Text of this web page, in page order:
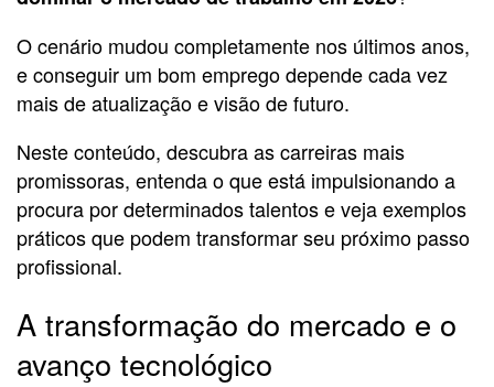
O cenário mudou completamente nos últimos anos,
e conseguir um bom emprego depende cada vez
mais de atualização e visão de futuro.
Neste conteúdo, descubra as carreiras mais
promissoras, entenda o que está impulsionando a
procura por determinados talentos e veja exemplos
práticos que podem transformar seu próximo passo
profissional.
A transformação do mercado e o
avanço tecnológico